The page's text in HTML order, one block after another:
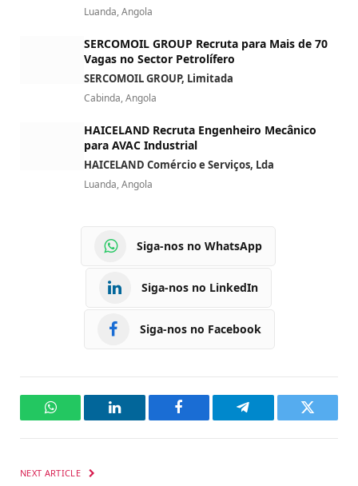
Luanda, Angola
SERCOMOIL GROUP Recruta para Mais de 70
Vagas no Sector Petrolífero
SERCOMOIL GROUP, Limitada
Cabinda, Angola
HAICELAND Recruta Engenheiro Mecânico
para AVAC Industrial
HAICELAND Comércio e Serviços, Lda
Luanda, Angola
Siga-nos no WhatsApp
Siga-nos no LinkedIn
Siga-nos no Facebook
WhatsAppLinkedIn Facebook Telegram Twitter
NEXT ARTICLE